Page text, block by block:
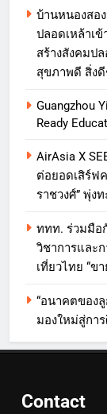
บ้านหนองสอ
ปลอดเหล้าเ
สร้างสังคมป
สุขภาพดี สิ่งดี
Guangzhou
Ready
AirAsia X
ต่อยอดเสิร์ฟ
ราชวงศ์” พุ่ง
ททท. ร่วมมือ
วิชาการและ
เที่ยวไทย “ข
“อนาคตของลู
มองใหม่สู่กา
Contact